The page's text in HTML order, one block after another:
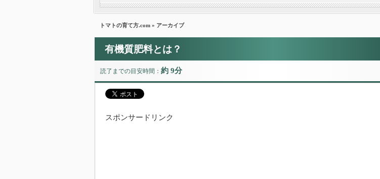
トマトの育て方.com » アーカイブ
有機質肥料とは？
読了までの目安時間： 約 9分
スポンサードリンク